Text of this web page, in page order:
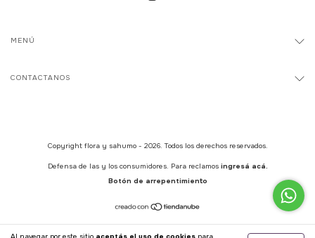
MENÚ
CONTACTANOS
Copyright flora y sahumo - 2026. Todos los derechos reservados.
Defensa de las y los consumidores. Para reclamos ingresá acá.
Botón de arrepentimiento